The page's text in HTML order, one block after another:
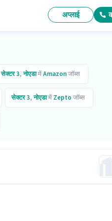
अप्लाई
सेक्टर 3,नोएडामेंAmazonजॉब्स
सेक्टर 3,नोएडामें Zepto जॉब्स